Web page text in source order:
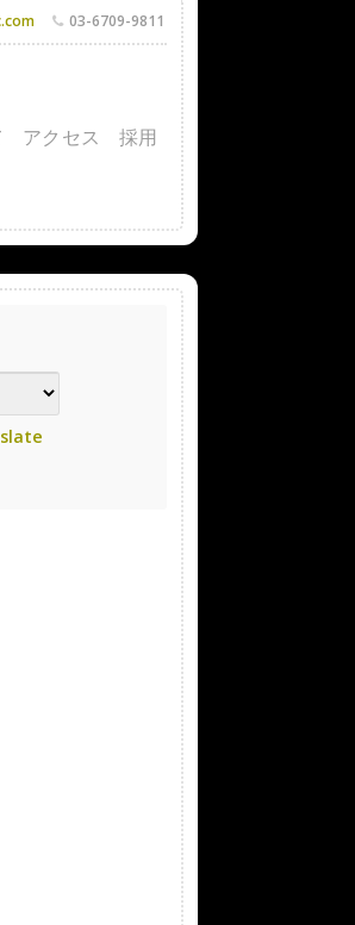
03-6709-9811
アクセス 採用